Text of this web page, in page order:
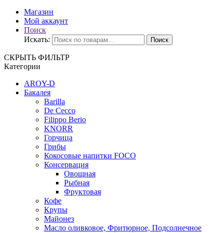
Магазин
Мой аккаунт
Поиск
Искать:
Поиск
СКРЫТЬ ФИЛЬТР
Категории
AROY-D
Бакалея
Barilla
De Cecco
Filippo Berio
KNORR
Горчица
Грибы
Кокосовые напитки FOCO
Консервация
Овощная
Рыбная
Фруктовая
Кофе
Крупы
Майонез
Масло оливковое, Фритюрное, Подсолнечное